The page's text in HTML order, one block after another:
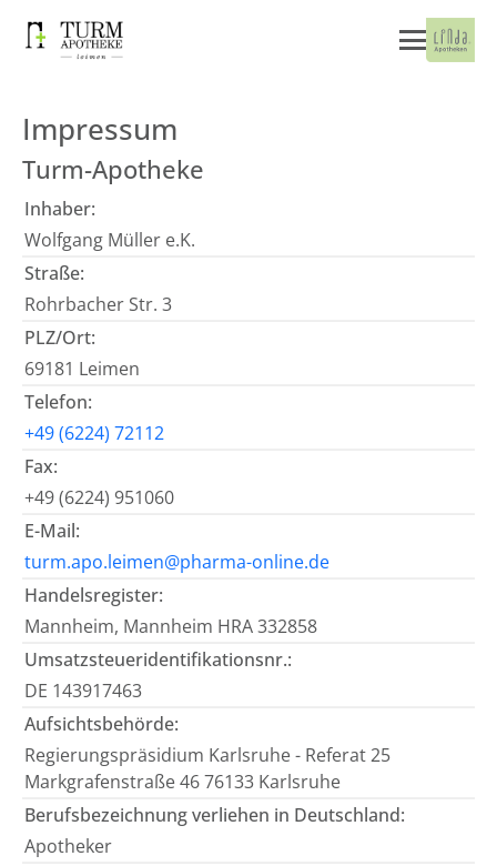
Impressum
Turm-Apotheke
Inhaber:
Wolfgang Müller e.K.
Straße:
Rohrbacher Str. 3
PLZ/Ort:
69181 Leimen
Telefon:
+49 (6224) 72112
Fax:
+49 (6224) 951060
E-Mail:
turm.apo.leimen@pharma-online.de
Handelsregister:
Mannheim, Mannheim HRA 332858
Umsatzsteueridentifikationsnr.:
DE 143917463
Aufsichtsbehörde:
Regierungspräsidium Karlsruhe - Referat 25
Markgrafenstraße 46 76133 Karlsruhe
Berufsbezeichnung verliehen in Deutschland:
Apotheker